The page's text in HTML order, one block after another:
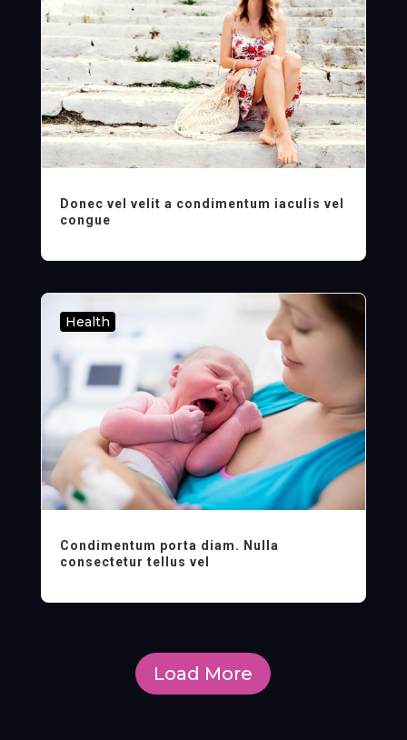
Donec vel velit a condimentum iaculis vel
congue
Health
Condimentum porta diam. Nulla
consectetur tellus vel
Load More